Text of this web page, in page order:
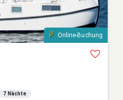
Online-Buchung
7 Nächte